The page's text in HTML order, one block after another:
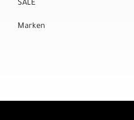
SALE
Marken